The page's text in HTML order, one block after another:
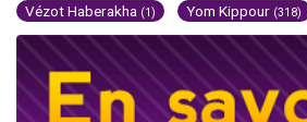
Vézot Haberakha (1) Yom Kippour (318)